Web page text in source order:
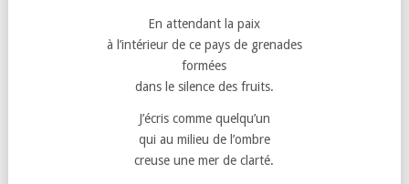
En attendant la paix
à l’intérieur de ce pays de grenades
formées
dans le silence des fruits.
J’écris comme quelqu’un
qui au milieu de l’ombre
creuse une mer de clarté.